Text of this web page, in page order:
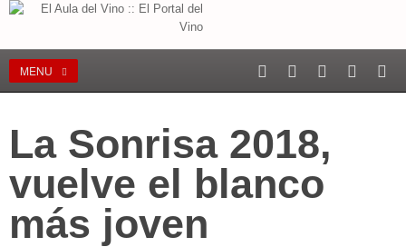
MENU
La Sonrisa 2018,
vuelve el blanco
más joven